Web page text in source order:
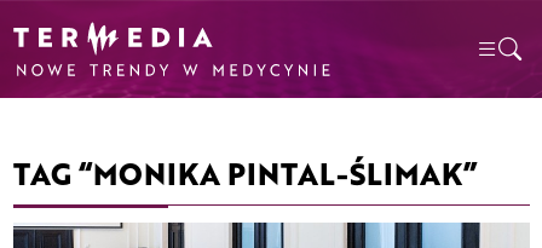
TAG “MONIKA PINTAL-ŚLIMAK”